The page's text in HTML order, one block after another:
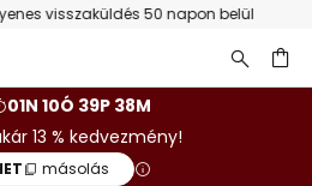
50 napon belül
01N 10Ó 39P 38M
13 % kedvezmény!
másolás